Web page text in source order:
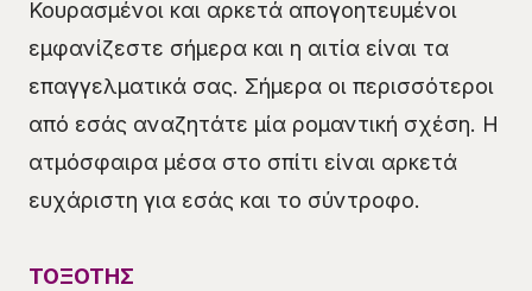
Κουρασμένοι και αρκετά απογοητευμένοι
εμφανίζεστε σήμερα και η αιτία είναι τα
επαγγελματικά σας. Σήμερα οι περισσότεροι
από εσάς αναζητάτε μία ρομαντική σχέση. Η
ατμόσφαιρα μέσα στο σπίτι είναι αρκετά
ευχάριστη για εσάς και το σύντροφο.
ΤΟΞΟΤΗΣ